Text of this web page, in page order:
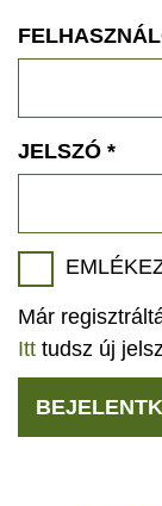
ÖKOTURIZMUS
GEOPARKOK
JELSZÓ *
Már
Itt tudsz új